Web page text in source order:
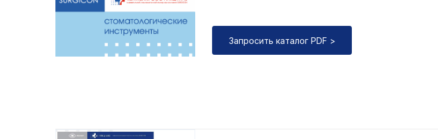
Запросить каталог PDF >